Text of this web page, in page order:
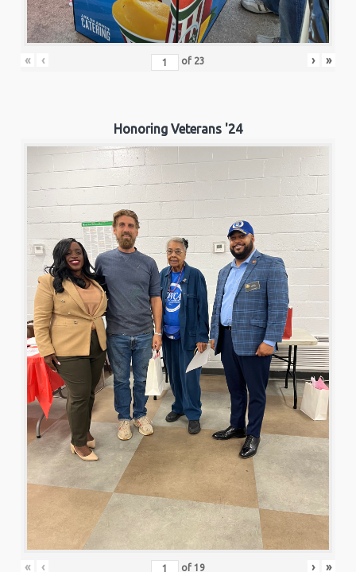
« ‹ of 23 › »
Honoring Veterans '24
« ‹ of 19 › »